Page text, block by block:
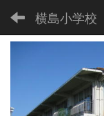
横島小学校